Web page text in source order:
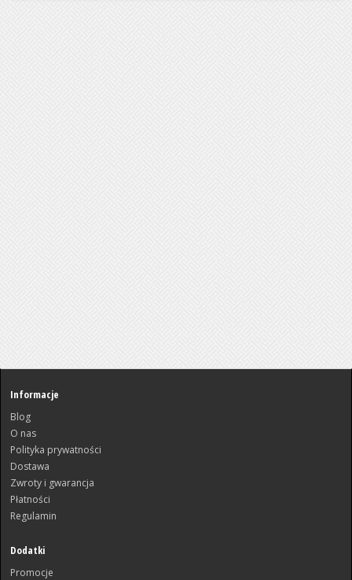
Informacje
Blog
O nas
Polityka prywatności
Dostawa
Zwroty i gwarancja
Płatności
Regulamin
Dodatki
Promocje